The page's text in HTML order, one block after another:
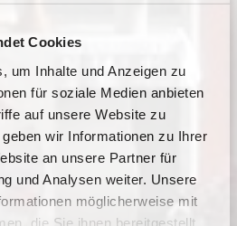
Cookies
um Inhalte und Anzeigen zu
für soziale Medien anbieten
auf unsere Website zu
wir Informationen zu Ihrer
an unsere Partner für
und Analysen weiter. Unsere
möglicherweise mit
die Sie ihnen bereitgestellt
Sie auch